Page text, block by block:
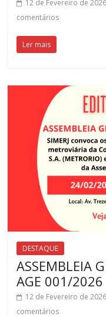
12 de Fevereiro de 2026
comentários
Ler mais
DESTAQUE
ASSEMBLEIA
AGE 001/2026
12 de Fevereiro de 2026
comentários